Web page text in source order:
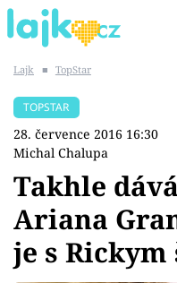
SHOPAHOLICADEL
Témata
Showbyznys
Lajk ■ TopStar
TOPSTAR
28. července 2016 16:30
Michal Chalupa
Takhle
Ariana
je s Rickym